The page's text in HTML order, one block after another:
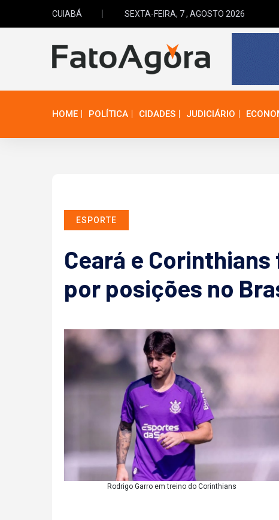
CUIABÁ SEXTA-FEIRA, 7 , AGOSTO 2026
HOME POLÍTICA CIDADES JUDICIÁRIO
ESPORTE
Ceará e
por posições no
Rodrigo Garro em treino do Corinthians